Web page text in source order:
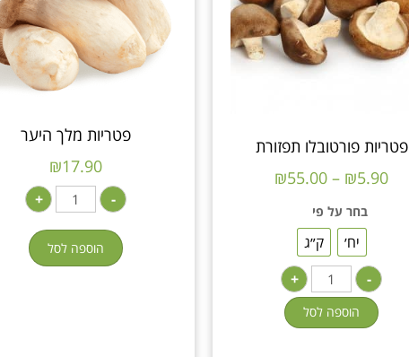
פטריות פורטובלו תפזורת
₪5.90
–
₪55.00
בחר על פי
יח׳
ק״ג
-
+
הוספה לסל
פטריות מלך היער
₪17.90
-
+
הוספה לסל